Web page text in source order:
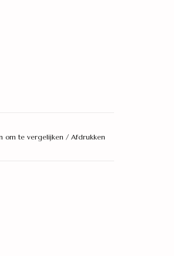
om te vergelijken / Afdrukken